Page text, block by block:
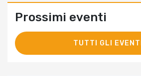
Prossimi eventi
TUTTI GLI EVENTI